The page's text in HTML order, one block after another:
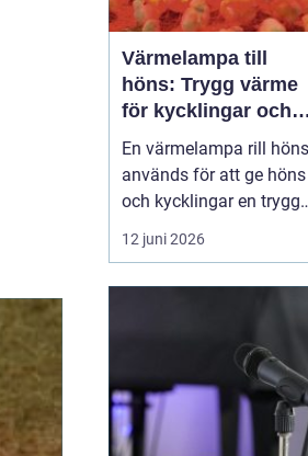
Värmelampa till
höns: Trygg värme
för kycklingar och
vuxna höns
En värmelampa rill höns
används för att ge höns
och kycklingar en trygg
och jämn värme när
omgivningstemperature
12 juni 2026